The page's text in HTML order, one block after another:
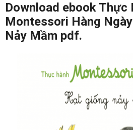
Download ebook Thực
Montessori Hàng
Nảy Mầm pdf.